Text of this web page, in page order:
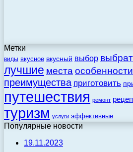
Метки
виды вкусное вкусный выбор
лучшие местаособенности
преимущества приготовить
путешествия ремонт
туризм услуги эффективные
Популярные новости
19.11.2023